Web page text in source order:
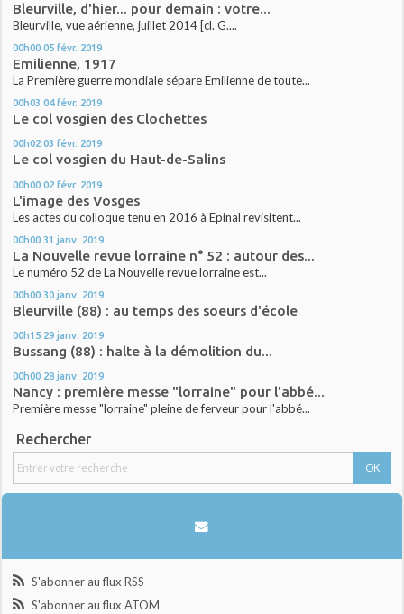
Bleurville, d'hier... pour demain : votre...
Bleurville, vue aérienne, juillet 2014 [cl. G....
00h00 05 févr. 2019
Emilienne, 1917
La Première guerre mondiale sépare Emilienne de toute...
00h03 04 févr. 2019
Le col vosgien des Clochettes
00h02 03 févr. 2019
Le col vosgien du Haut-de-Salins
00h00 02 févr. 2019
L'image des Vosges
Les actes du colloque tenu en 2016 à Epinal revisitent...
00h00 31 janv. 2019
La Nouvelle revue lorraine n° 52 : autour des...
Le numéro 52 de La Nouvelle revue lorraine est...
00h00 30 janv. 2019
Bleurville (88) : au temps des soeurs d'école
00h15 29 janv. 2019
Bussang (88) : halte à la démolition du...
00h00 28 janv. 2019
Nancy : première messe "lorraine" pour l'abbé...
Première messe "lorraine" pleine de ferveur pour l'abbé...
Rechercher
S'abonner au flux RSS
S'abonner au flux ATOM